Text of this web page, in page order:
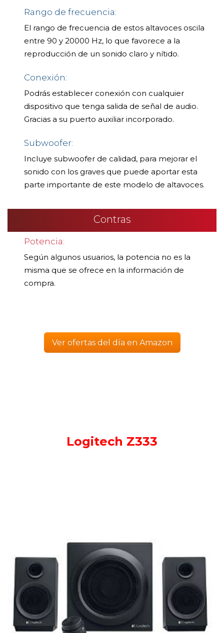
Rango de frecuencia:
El rango de frecuencia de estos altavoces oscila
entre 90 y 20000 Hz, lo que favorece a la
reproducción de un sonido claro y nítido.
Conexión:
Podrás establecer conexión con cualquier
dispositivo que tenga salida de señal de audio.
Gracias a su puerto auxiliar incorporado.
Subwoofer:
Incluye subwoofer de calidad, para mejorar el
sonido con los graves que puede aportar esta
parte importante de este modelo de altavoces.
Contras
Potencia:
Según algunos usuarios, la potencia no es la
misma que se ofrece en la información de
compra.
Ver ofertas del día en Amazon
Logitech Z333